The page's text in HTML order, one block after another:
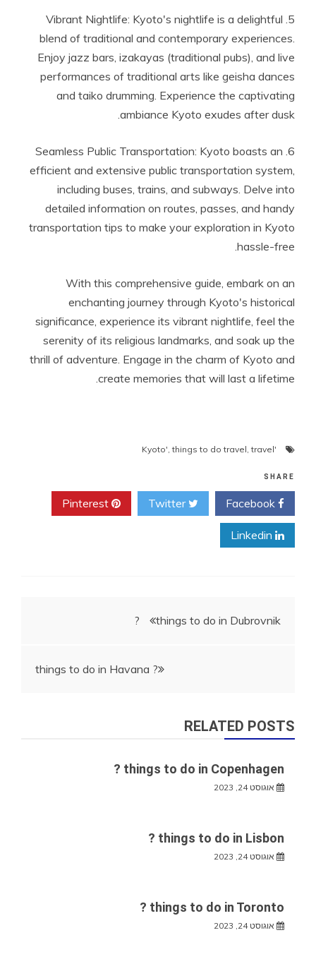
5. Vibrant Nightlife: Kyoto's nightlife is a delightful
blend of traditional and contemporary experiences.
Enjoy jazz bars, izakayas (traditional pubs), and live
performances of traditional arts like geisha dances
and taiko drumming. Experience the captivating
ambiance Kyoto exudes after dusk.
6. Seamless Public Transportation: Kyoto boasts an
efficient and extensive public transportation system,
including buses, trains, and subways. Delve into
detailed information on routes, passes, and handy
transportation tips to make your exploration in Kyoto
hassle-free.
With this comprehensive guide, embark on an
enchanting journey through Kyoto's historical
significance, experience its vibrant nightlife, feel the
serenity of its religious landmarks, and soak up the
thrill of adventure. Engage in the charm of Kyoto and
create memories that will last a lifetime.
'Kyoto'
,things to do travel,travel
SHARE
Twitter
ניווט
things to do in Dubrovnik ?
things to do in Havana ?
RELATED POSTS
things to do in Copenhagen ?
אוגוסט 24, 2023
things to do in Lisbon ?
אוגוסט 24, 2023
things to do in Toronto ?
אוגוסט 24, 2023